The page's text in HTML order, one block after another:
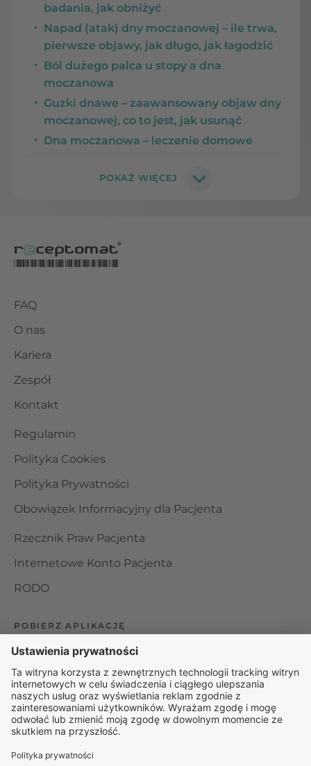
badania, jak obniżyć
Napad (atak) dny moczanowej – ile trwa,
pierwsze objawy, jak długo, jak łagodzić
Ból dużego palca u stopy a dna
moczanowa
Guzki dnawe – zaawansowany objaw dny
moczanowej, co to jest, jak usunąć
Dna moczanowa – leczenie domowe
FAQ
O nas
Kariera
Zespół
Kontakt
Regulamin
Polityka Cookies
Polityka Prywatności
Obowiązek Informacyjny dla Pacjenta
Rzecznik Praw Pacjenta
Internetowe Konto Pacjenta
RODO
POBIERZ APLIKACJĘ
Organizator udzielania świadczeń telemedycznych jest
podmiotem leczniczym w rozumieniu ustawy z dnia 15
kwietnia 2011 roku o działalności leczniczej, wpisanym do
rejestru podmiotów wykonujących działalność leczniczą pod
numerem: 000000229172.